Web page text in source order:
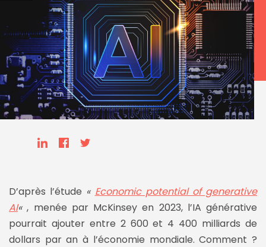
D’après l’étude « Economic potential of generative
AI«, menée par McKinsey en 2023, l’IA générative
pourrait ajouter entre 2 600 et 4 400 milliards de
dollars par an à l’économie mondiale. Comment ?